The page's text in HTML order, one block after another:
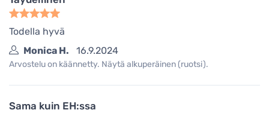
Todella hyvä
Monica H.
16.9.2024
Arvostelu on käännetty. Näytä alkuperäinen (ruotsi).
Sama kuin EH:ssa